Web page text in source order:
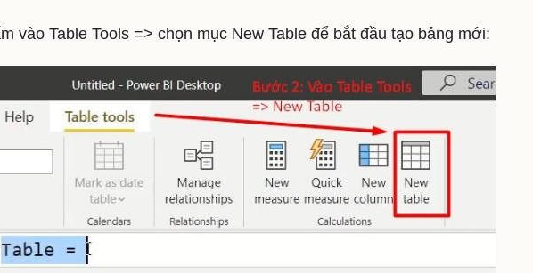
vào Table Tools => chọn mục New Table để bắt đầu tạo bảng mới: